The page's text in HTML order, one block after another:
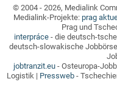
© 2004 - 2026, Medialink
Medialink-Projekte: prag
Prag und
interpráce- die deutsch-
deutsch-slowakische
jobtranzit.eu- Osteuropa-
Logistik | Pressweb -